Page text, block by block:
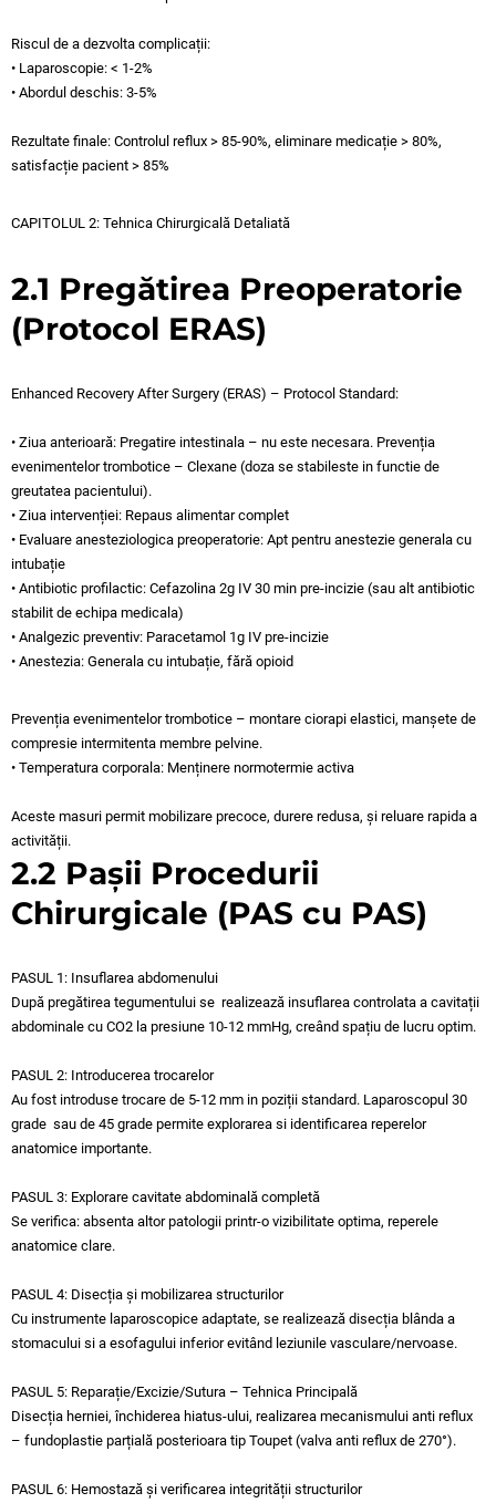
Riscul de a dezvolta complicații:
• Laparoscopie: < 1-2%
• Abordul deschis: 3-5%
Rezultate finale: Controlul reflux > 85-90%, eliminare medicație > 80%,
satisfacție pacient > 85%
CAPITOLUL 2: Tehnica Chirurgicală Detaliată
2.1 Pregătirea Preoperatorie
(Protocol ERAS)
Enhanced Recovery After Surgery (ERAS) – Protocol Standard:
• Ziua anterioară: Pregatire intestinala – nu este necesara. Prevenția
evenimentelor trombotice – Clexane (doza se stabileste in functie de
greutatea pacientului).
• Ziua intervenției: Repaus alimentar complet
• Evaluare anesteziologica preoperatorie: Apt pentru anestezie generala cu
intubație
• Antibiotic profilactic: Cefazolina 2g IV 30 min pre-incizie (sau alt antibiotic
stabilit de echipa medicala)
• Analgezic preventiv: Paracetamol 1g IV pre-incizie
• Anestezia: Generala cu intubație, fără opioid
Prevenția evenimentelor trombotice – montare ciorapi elastici, manșete de
compresie intermitenta membre pelvine.
• Temperatura corporala: Menținere normotermie activa
Aceste masuri permit mobilizare precoce, durere redusa, și reluare rapida a
activității.
2.2 Pașii Procedurii
Chirurgicale (PAS cu PAS)
PASUL 1: Insuflarea abdomenului
După pregătirea tegumentului se realizează insuflarea controlata a cavitații
abdominale cu CO2 la presiune 10-12 mmHg, creând spațiu de lucru optim.
PASUL 2: Introducerea trocarelor
Au fost introduse trocare de 5-12 mm in poziții standard. Laparoscopul 30
grade sau de 45 grade permite explorarea si identificarea reperelor
anatomice importante.
PASUL 3: Explorare cavitate abdominală completă
Se verifica: absenta altor patologii printr-o vizibilitate optima, reperele
anatomice clare.
PASUL 4: Disecția și mobilizarea structurilor
Cu instrumente laparoscopice adaptate, se realizează disecția blânda a
stomacului si a esofagului inferior evitând leziunile vasculare/nervoase.
PASUL 5: Reparație/Excizie/Sutura – Tehnica Principală
Disecția herniei, închiderea hiatus-ului, realizarea mecanismului anti reflux
– fundoplastie parțială posterioara tip Toupet (valva anti reflux de 270°).
PASUL 6: Hemostază și verificarea integrității structurilor